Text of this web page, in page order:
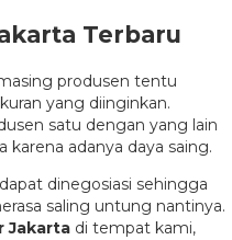
Terbaru
produsen tentu
yang diinginkan.
satu dengan yang lain
adanya daya saing.
dinegosiasi sehingga
saling untung nantinya.
Jakarta di tempat kami,